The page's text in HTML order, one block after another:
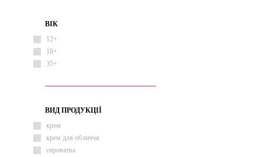
ВІК
12+
18+
35+
ВИД ПРОДУКЦІЇ
крем
крем для обличчя
сироватка